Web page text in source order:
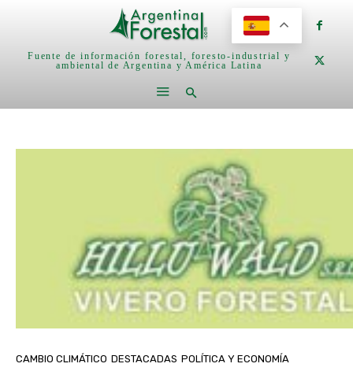
Fuente de información forestal, foresto-industrial y
ambiental de Argentina y América Latina
CAMBIO CLIMÁTICO DESTACADAS POLÍTICA Y ECONOMÍA